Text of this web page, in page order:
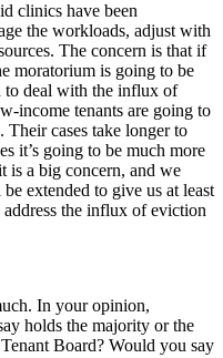
clinics have been
the workloads, adjust with
The concern is that if
moratorium is going to be
to deal with the influx of
income tenants are going to
Their cases take longer to
it’s going to be much more
is a big concern, and we
extended to give us at least
address the influx of eviction
In your opinion,
holds the majority or the
Board? Would you say